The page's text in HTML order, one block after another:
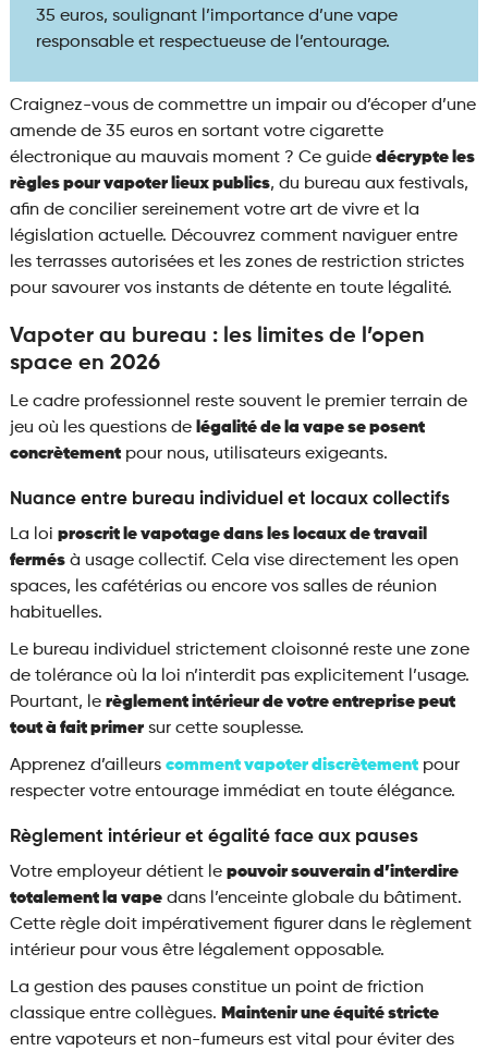
35 euros, soulignant l’importance d’une vape
responsable et respectueuse de l’entourage.
Craignez-vous de commettre un impair ou d’écoper d’une
amende de 35 euros en sortant votre cigarette
électronique au mauvais moment ? Ce guide décrypte les
règles pour vapoter lieux publics, du bureau aux festivals,
afin de concilier sereinement votre art de vivre et la
législation actuelle. Découvrez comment naviguer entre
les terrasses autorisées et les zones de restriction strictes
pour savourer vos instants de détente en toute légalité.
Vapoter au bureau : les limites de l’open
space en 2026
Le cadre professionnel reste souvent le premier terrain de
jeu où les questions de légalité de la vape se posent
concrètementpour nous, utilisateurs exigeants.
Nuance entre bureau individuel et locaux collectifs
La loi proscrit le vapotage dans les locaux de travail
fermésà usage collectif. Cela vise directement les open
spaces, les cafétérias ou encore vos salles de réunion
habituelles.
Le bureau individuel strictement cloisonné reste une zone
de tolérance où la loi n’interdit pas explicitement l’usage.
Pourtant, le règlement intérieur de votre entreprise peut
tout à fait primersur cette souplesse.
Apprenez d’ailleurs comment vapoter discrètementpour
respecter votre entourage immédiat en toute élégance.
Règlement intérieur et égalité face aux pauses
Votre employeur détient le pouvoir souverain d’interdire
totalement la vapedans l’enceinte globale du bâtiment.
Cette règle doit impérativement figurer dans le règlement
intérieur pour vous être légalement opposable.
La gestion des pauses constitue un point de friction
classique entre collègues. Maintenir une équité stricte
entre vapoteurs et non-fumeurs est vital pour éviter des